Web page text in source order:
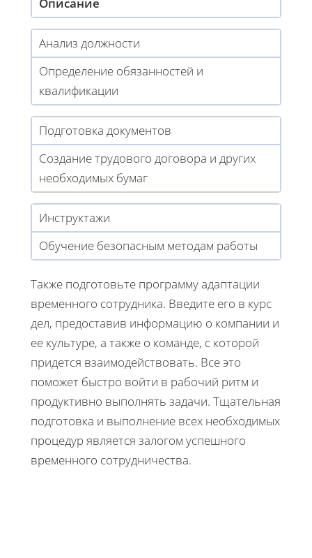
Анализ должности
Определение обязанностей и
квалификации
Подготовка документов
Создание трудового договора и других
необходимых бумаг
Инструктажи
Обучение безопасным методам работы
Также подготовьте программу адаптации
временного сотрудника. Введите его в курс
дел, предоставив информацию о компании и
ее культуре, а также о команде, с которой
придется взаимодействовать. Все это
поможет быстро войти в рабочий ритм и
продуктивно выполнять задачи. Тщательная
подготовка и выполнение всех необходимых
процедур является залогом успешного
временного сотрудничества.